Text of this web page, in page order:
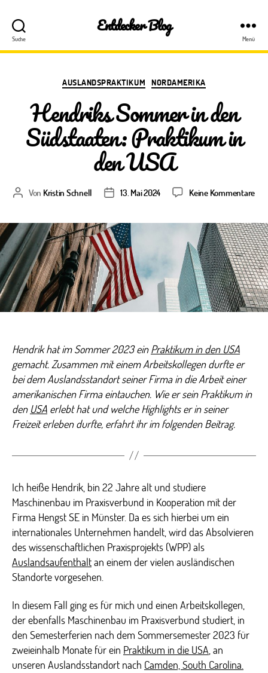
Suche
Entdecker Blog
Menü
Kategorien
AUSLANDSPRAKTIKUM NORDAMERIKA
Hendriks Sommer in den
Südstaaten: Praktikum in
den USA
Beitragsautor
Von Kristin Schnell Veröffentlichungsdatum
13. Mai 2024 Keine Kommentarezu
in
den
in
den
Hendrik hat im Sommer 2023 einPraktikum in den USA
gemacht. Zusammen mit einem Arbeitskollegen durfte er
bei dem Auslandsstandort seiner Firma in die Arbeit einer
amerikanischen Firma eintauchen. Wie er sein Praktikum in
den USA erlebt hat und welche Highlights er in seiner
Freizeit erleben durfte, erfahrt ihr im folgenden Beitrag.
Ich heiße Hendrik, bin 22 Jahre alt und studiere
Maschinenbau im Praxisverbund in Kooperation mit der
Firma Hengst SE in Münster. Da es sich hierbei um ein
internationales Unternehmen handelt, wird das Absolvieren
des wissenschaftlichen Praxisprojekts (WPP) als
Auslandsaufenthaltan einem der vielen ausländischen
Standorte vorgesehen.
In diesem Fall ging es für mich und einen Arbeitskollegen,
der ebenfalls Maschinenbau im Praxisverbund studiert, in
den Semesterferien nach dem Sommersemester 2023 für
zweieinhalb Monate für ein Praktikum in die USA, an
unseren Auslandsstandort nach Camden, South Carolina.